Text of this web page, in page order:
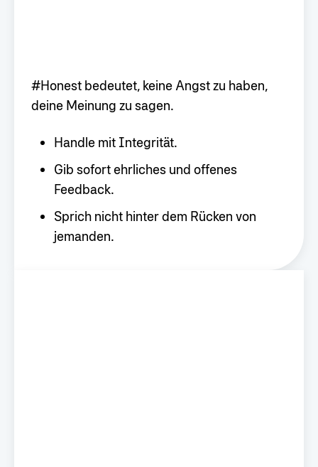
#Honest bedeutet, keine Angst zu haben,
deine Meinung zu sagen.
Handle mit Integrität.
Gib sofort ehrliches und offenes
Feedback.
Sprich nicht hinter dem Rücken von
jemanden.